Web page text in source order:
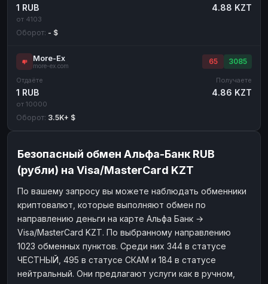
1 RUB
от 4103
4.88 KZT
Оборот: - $
More-Ex
more-ex.com
65 3085
Отдаёте
1 RUB
от 10000
Получаете
4.86 KZT
Оборот: 3.5K+ $
Безопасный обмен Альфа-Банк RUB
(рубли) на Visa/MasterCard KZT
По вашему запросу вы можете наблюдать обменники
криптовалют, которые выполняют обмен по
направлению деньги на карте Альфа Банк →
Visa/MasterCard KZT. По выбранному направлению
1023 обменных пунктов. Среди них 344 в статусе
ЧЕСТНЫЙ, 495 в статусе СКАМ и 184 в статусе
нейтральный. Они предлагают услуги как в ручном,